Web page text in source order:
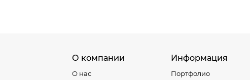
О компании
О нас
Информация
Портфолио